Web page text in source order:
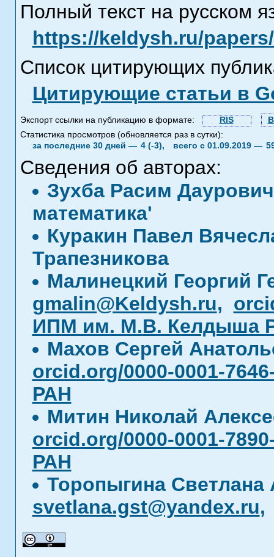
Полный текст на русском
https://keldysh.ru/
Список цитирующих
Цитирующие статьи в
Экспорт ссылки на публикацию в формате: RIS
Статистика просмотров (обновляется раз в сутки):
за последние 30 дней — 4 (-3), всего с 01.09.2019 —
Сведения об авторах:
Зухба Расим
математика'
Куракин Павел
Трапезникова
Малинецкий Георгий
gmalin@Keldysh.ru,
ИПМ им. М.В. Келдыша
Махов Сергей
orcid.org/0000-0001-
РАН
Митин Николай
orcid.org/0000-0001-
РАН
Торопыгина
svetlana.gst@yandex.ru